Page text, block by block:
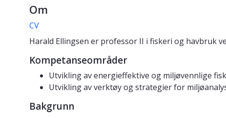
Om
CV
Harald Ellingsen er professor II i fiskeri og havbruk
Kompetanseområder
Utvikling av energieffektive og miljøvennlige
Utvikling av verktøy og strategier for
Bakgrunn